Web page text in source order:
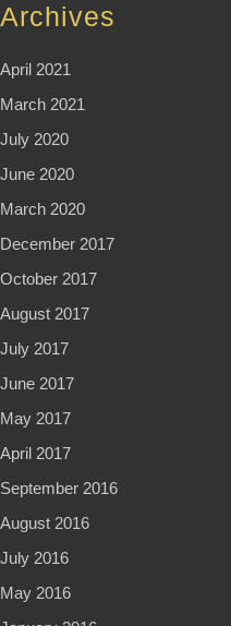
Archives
April 2021
March 2021
July 2020
June 2020
March 2020
December 2017
October 2017
August 2017
July 2017
June 2017
May 2017
April 2017
September 2016
August 2016
July 2016
May 2016